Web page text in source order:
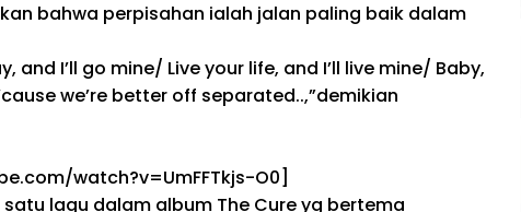
bahwa perpisahan ialah jalan paling baik dalam
and I’ll go mine/ Live your life, and I’ll live mine/ Baby,
we’re better off separated..,”demikian
watch?v=UmFFTkjs-O0]
satu lagu dalam album The Cureyg bertema